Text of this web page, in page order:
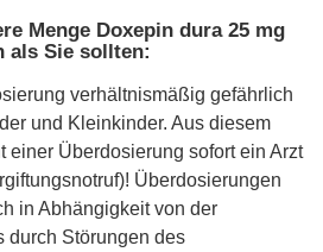
Menge Doxepin dura 25 mg
als Sie sollten:
verhältnismäßig gefährlich
und Kleinkinder. Aus diesem
einer Überdosierung sofort ein Arzt
Überdosierungen
in Abhängigkeit von der
durch Störungen des